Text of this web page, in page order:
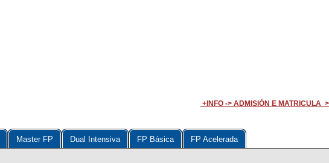
+INFO -> ADMISIÓN E MATRICULA
Master FP Dual Intensiva FP Básica FP Acelerada